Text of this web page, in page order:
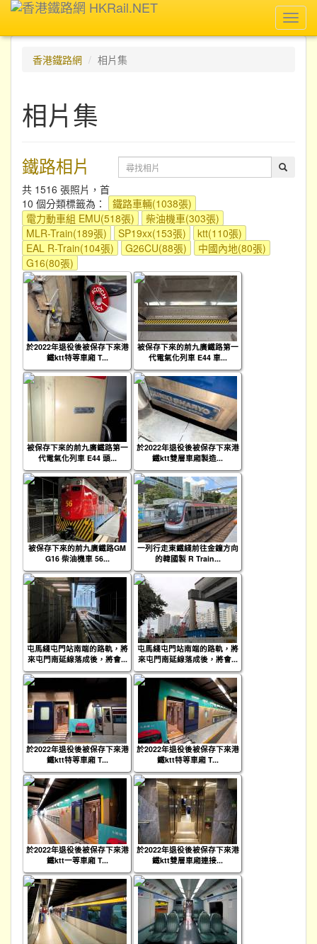
香港鐵路網
相片集
相片集
鐵路相片
共 1516 張照片，首
10 個分類標籤為：
鐵路車輛(1038張)
電力動車組 EMU(518張)
柴油機車(303張)
MLR-Train(189張)
SP19xx(153張)
ktt(110張)
EAL R-Train(104張)
G26CU(88張)
中國內地(80張)
G16(80張)
於2022年退役後被保存下來港
鐵ktt特等車廂 T...
被保存下來的前九廣鐵路第一
代電氣化列車 E44 車...
被保存下來的前九廣鐵路第一
代電氣化列車 E44 頭...
於2022年退役後被保存下來港
鐵ktt雙層車廂製造...
被保存下來的前九廣鐵路GM
G16 柴油機車 56...
一列行走東鐵綫前往金鐘方向
的韓國製 R Train...
屯馬綫屯門站南端的路軌，將
來屯門南延線落成後，將會...
屯馬綫屯門站南端的路軌，將
來屯門南延線落成後，將會...
於2022年退役後被保存下來港
鐵ktt特等車廂 T...
於2022年退役後被保存下來港
鐵ktt特等車廂 T...
於2022年退役後被保存下來港
鐵ktt一等車廂 T...
於2022年退役後被保存下來港
鐵ktt雙層車廂連接...